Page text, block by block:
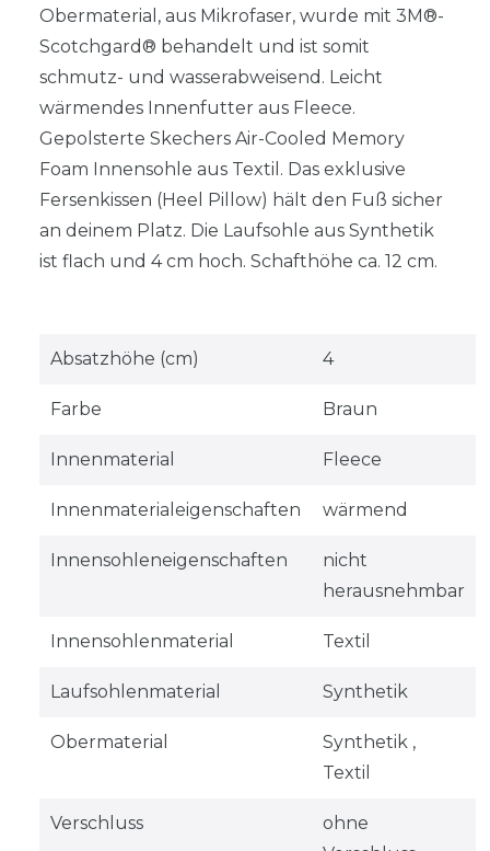
Obermaterial, aus Mikrofaser, wurde mit 3M®-
Scotchgard® behandelt und ist somit
schmutz- und wasserabweisend. Leicht
wärmendes Innenfutter aus Fleece.
Gepolsterte Skechers Air-Cooled Memory
Foam Innensohle aus Textil. Das exklusive
Fersenkissen (Heel Pillow) hält den Fuß sicher
an deinem Platz. Die Laufsohle aus Synthetik
ist flach und 4 cm hoch. Schafthöhe ca. 12 cm.
Absatzhöhe (cm) 4
Farbe Braun
Innenmaterial Fleece
Innenmaterialeigenschaften wärmend
Innensohleneigenschaften
nicht
herausnehmbar
Innensohlenmaterial Textil
Laufsohlenmaterial Synthetik
Obermaterial
Synthetik ,
Textil
Verschluss
ohne